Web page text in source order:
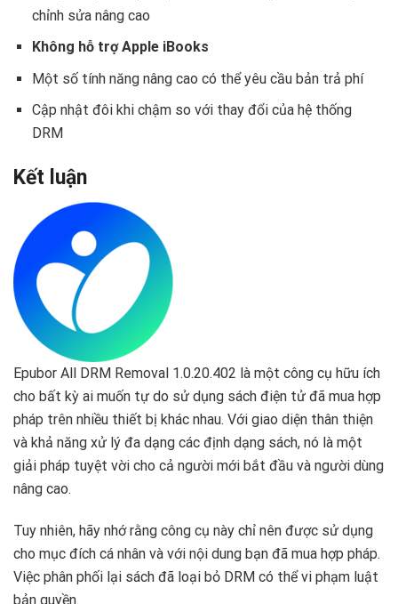
chỉnh sửa nâng cao
Không hỗ trợ Apple iBooks
Một số tính năng nâng cao có thể yêu cầu bản trả phí
Cập nhật đôi khi chậm so với thay đổi của hệ thống
DRM
Kết luận
Epubor All DRM Removal 1.0.20.402 là một công cụ hữu ích
cho bất kỳ ai muốn tự do sử dụng sách điện tử đã mua hợp
pháp trên nhiều thiết bị khác nhau. Với giao diện thân thiện
và khả năng xử lý đa dạng các định dạng sách, nó là một
giải pháp tuyệt vời cho cả người mới bắt đầu và người dùng
nâng cao.
Tuy nhiên, hãy nhớ rằng công cụ này chỉ nên được sử dụng
cho mục đích cá nhân và với nội dung bạn đã mua hợp pháp.
Việc phân phối lại sách đã loại bỏ DRM có thể vi phạm luật
bản quyền.